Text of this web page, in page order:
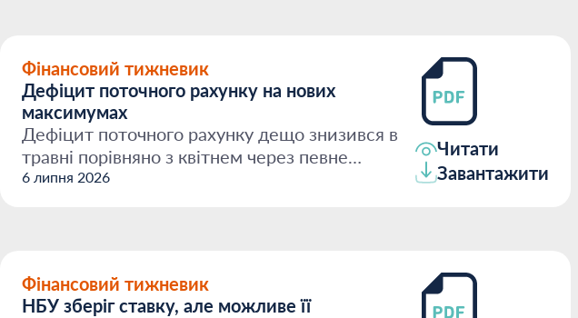
Фінансовий тижневик
Дефіцит поточного рахунку на нових
максимумах
Дефіцит поточного рахунку дещо знизився в
травні порівняно з квітнем через певне
покращення балансу ...
6 липня 2026
Читати
Завантажити
Фінансовий тижневик
НБУ зберіг ставку, але можливе її